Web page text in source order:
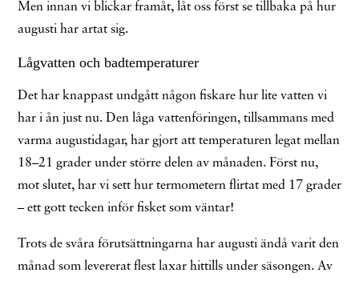
Men innan vi blickar framåt, låt oss först se tillbaka på hur
augusti har artat sig.
Lågvatten och badtemperaturer
Det har knappast undgått någon fiskare hur lite vatten vi
har i ån just nu. Den låga vattenföringen, tillsammans med
varma augustidagar, har gjort att temperaturen legat mellan
18–21 grader under större delen av månaden. Först nu,
mot slutet, har vi sett hur termometern flirtat med 17 grader
– ett gott tecken inför fisket som väntar!
Trots de svåra förutsättningarna har augusti ändå varit den
månad som levererat flest laxar hittills under säsongen. Av